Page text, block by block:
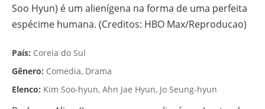
Soo Hyun) é um alienígena na forma de uma perfeita
espécime humana. (Creditos: HBO Max/Reproducao)
País: Coreia do Sul
Gênero: Comedia, Drama
Elenco: Kim Soo-hyun, Ahn Jae Hyun, Jo Seung-hyun